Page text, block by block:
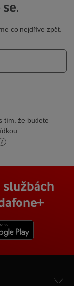
co nejdříve zpět.
tím, že budete